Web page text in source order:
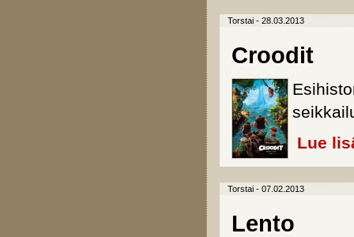
Torstai - 28.03.2013
Croodit
Lue
Torstai - 07.02.2013
Lento